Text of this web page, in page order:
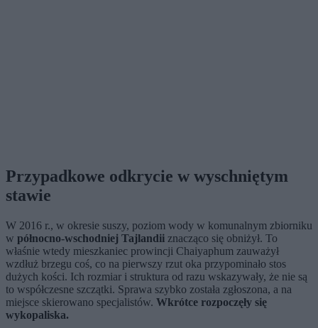
Przypadkowe odkrycie w wyschniętym
stawie
W 2016 r., w okresie suszy, poziom wody w komunalnym zbiorniku
w północno-wschodniej Tajlandii znacząco się obniżył. To
właśnie wtedy mieszkaniec prowincji Chaiyaphum zauważył
wzdłuż brzegu coś, co na pierwszy rzut oka przypominało stos
dużych kości. Ich rozmiar i struktura od razu wskazywały, że nie są
to współczesne szczątki. Sprawa szybko została zgłoszona, a na
miejsce skierowano specjalistów. Wkrótce rozpoczęły się
wykopaliska.